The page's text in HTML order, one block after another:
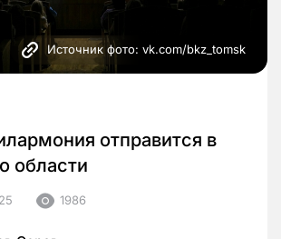
Источник фото: vk.com/bkz_tomsk
отправится в
области
1986